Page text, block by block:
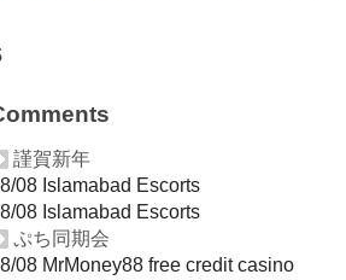
謹賀新年
08 Islamabad Escorts
08 Islamabad Escorts
ぷち同期会
08 MrMoney88 free credit casino